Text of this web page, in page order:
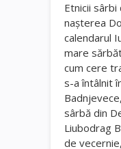
Etnicii
nașterea
calendarul
mare
cum cere
s-a întâlnit
sârbă din
Liubodrag
de